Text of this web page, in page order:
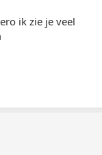
ik zie je veel